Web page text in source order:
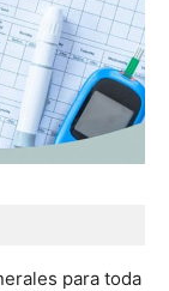
para toda